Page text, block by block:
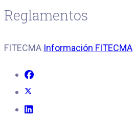
Reglamentos
FITECMA Información FITECMA